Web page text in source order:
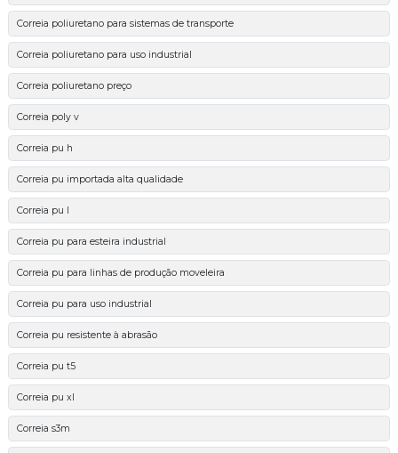
Correia poliuretano para sistemas de transporte
Correia poliuretano para uso industrial
Correia poliuretano preço
Correia poly v
Correia pu h
Correia pu importada alta qualidade
Correia pu l
Correia pu para esteira industrial
Correia pu para linhas de produção moveleira
Correia pu para uso industrial
Correia pu resistente à abrasão
Correia pu t5
Correia pu xl
Correia s3m